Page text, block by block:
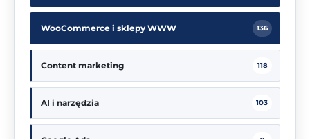
WooCommerce i sklepy WWW 136
Content marketing 118
AI i narzędzia 103